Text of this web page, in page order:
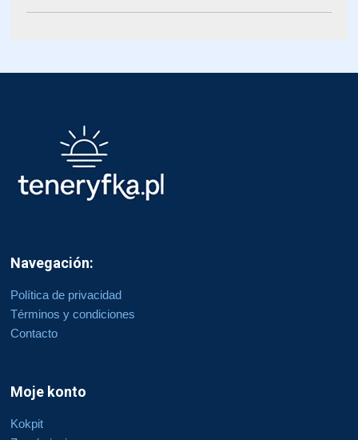
Navegación:
Política de privacidad
Términos y condiciones
Contacto
Moje konto
Kokpit